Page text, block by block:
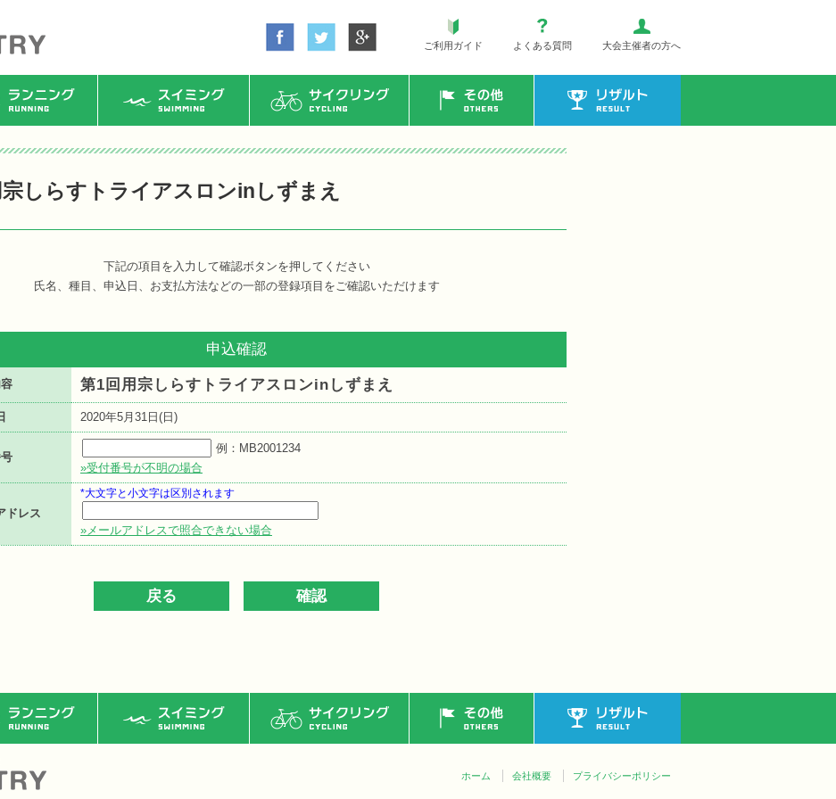
ご利用ガイド よくある質問 大会主催者の方へ
ランニング スイミング サイクリング その他 リザルト
しらすトライアスロンinしずまえ
下記の項目を入力して確認ボタンを押してください
氏名、種目、申込日、お支払方法などの一部の登録項目をご確認いただけます
申込確認
第1回用宗しらすトライアスロンinしずまえ
2020年5月31日(日)
例：MB2001234
»受付番号が不明の場合
ドレス
*大文字と小文字は区別されます
»メールアドレスで照合できない場合
ランニング スイミング サイクリング その他 リザルト
ホーム 会社概要 プライバシーポリシー